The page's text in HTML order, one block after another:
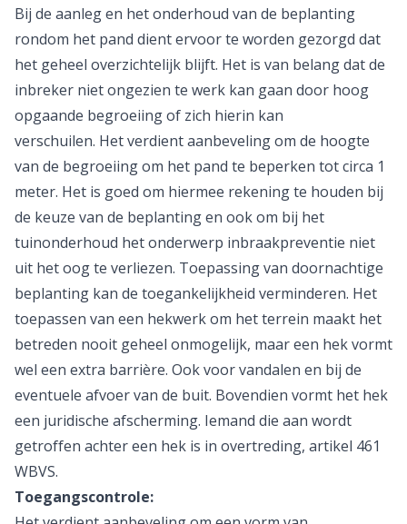
Bij de aanleg en het onderhoud van de beplanting
rondom het pand dient ervoor te worden gezorgd dat
het geheel overzichtelijk blijft. Het is van belang dat de
inbreker niet ongezien te werk kan gaan door hoog
opgaande begroeiing of zich hierin kan
verschuilen. Het verdient aanbeveling om de hoogte
van de begroeiing om het pand te beperken tot circa 1
meter. Het is goed om hiermee rekening te houden bij
de keuze van de beplanting en ook om bij het
tuinonderhoud het onderwerp inbraakpreventie niet
uit het oog te verliezen. Toepassing van doornachtige
beplanting kan de toegankelijkheid verminderen. Het
toepassen van een hekwerk om het terrein maakt het
betreden nooit geheel onmogelijk, maar een hek vormt
wel een extra barrière. Ook voor vandalen en bij de
eventuele afvoer van de buit. Bovendien vormt het hek
een juridische afscherming. Iemand die aan wordt
getroffen achter een hek is in overtreding, artikel 461
WBVS.
Toegangscontrole: